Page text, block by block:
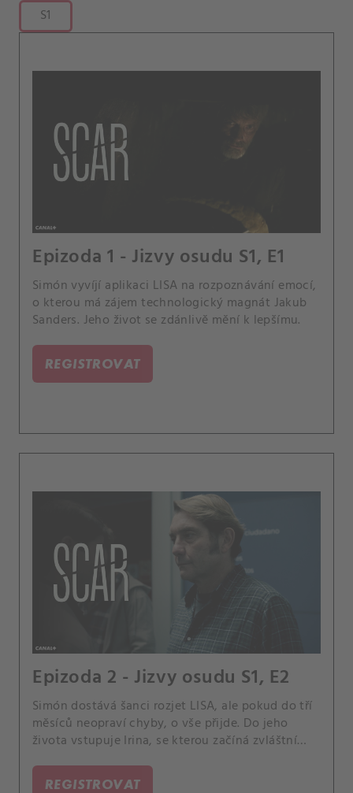
S1
Epizoda 1 - Jizvy osudu S1, E1
Simón vyvíjí aplikaci LISA na rozpoznávání emocí,
o kterou má zájem technologický magnát Jakub
Sanders. Jeho život se zdánlivě mění k lepšímu.
REGISTROVAT
Epizoda 2 - Jizvy osudu S1, E2
Simón dostává šanci rozjet LISA, ale pokud do tří
měsíců neopraví chyby, o vše přijde. Do jeho
života vstupuje Irina, se kterou začíná zvláštní
REGISTROVAT